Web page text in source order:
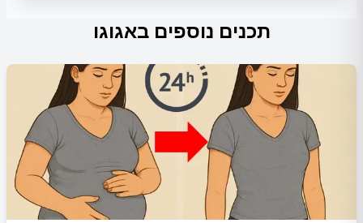
תכנים נוספים באגוגו